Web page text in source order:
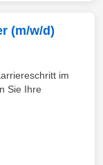
(m/w/d)
im
Sie Ihre